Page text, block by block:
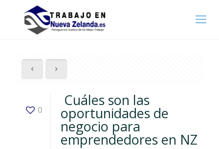
0
Cuáles son las
oportunidades de
negocio para
emprendedores en NZ